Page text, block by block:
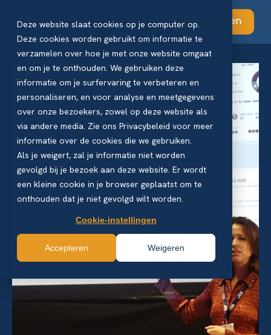
Deze website slaat cookies op je computer op.
Deze cookies worden gebruikt om informatie te
verzamelen over hoe je met onze website omgaat
en om je te onthouden. We gebruiken deze
informatie om je surfervaring te verbeteren en
personaliseren, en voor analyse en meetgegevens
over onze bezoekers, zowel op deze website als
via andere media. Zie ons Privacybeleid voor meer
informatie over de cookies die we gebruiken.
Als je weigert, zal je informatie niet worden
gevolgd bij je bezoek aan deze website. Er wordt
een kleine cookie in je browser geplaatst om te
onthouden dat je niet gevolgd wilt worden.
Cookie-instellingen
Accepteren Weigeren
Abonneren